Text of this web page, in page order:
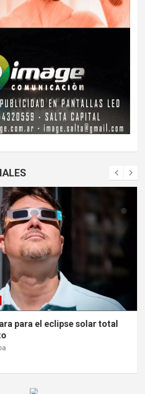
para el eclipse solar total